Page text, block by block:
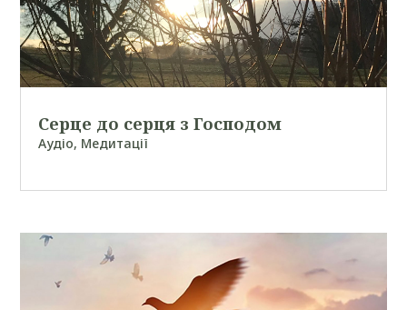
Серце до серця з Господом
Аудіо, Медитації